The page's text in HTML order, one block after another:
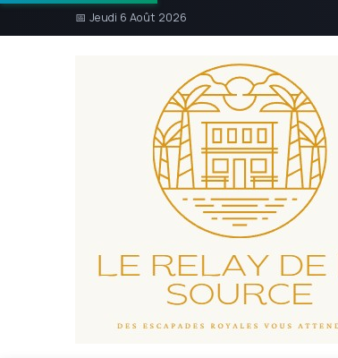
📅 Jeudi 6 Août 2026